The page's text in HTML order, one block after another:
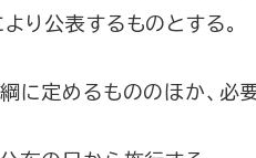
り公表するものとする。
定めるもののほか、必